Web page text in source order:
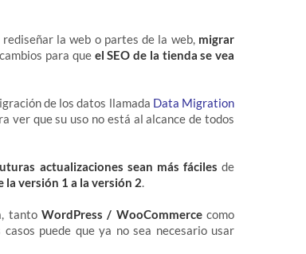
, rediseñar la web o partes de la web, migrar
para que el SEO de la tienda se vea
de los datos llamada Data Migration
ver que su uso no está al alcance de todos
actualizaciones sean más fáciles de
la versión 1 a la versión 2
tanto WordPress / WooCommercecomo
puede que ya no sea necesario usar